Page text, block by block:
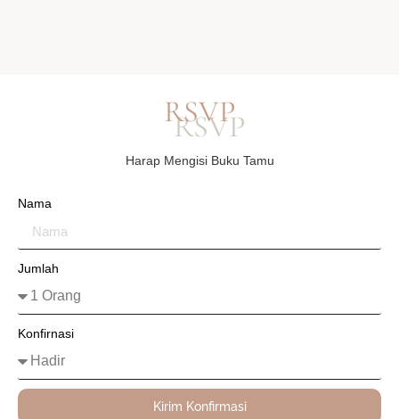
RSVP
Harap Mengisi Buku Tamu
Nama
Jumlah
Konfirnasi
Kirim Konfirmasi